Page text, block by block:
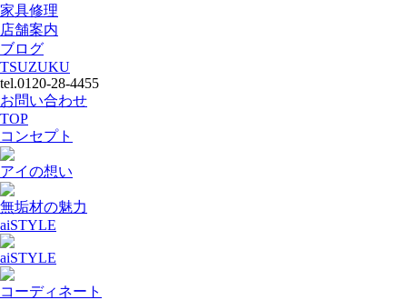
家具修理
店舗案内
ブログ
TSUZUKU
tel.0120-28-4455
お問い合わせ
TOP
コンセプト
アイの想い
無垢材の魅力
aiSTYLE
aiSTYLE
コーディネート